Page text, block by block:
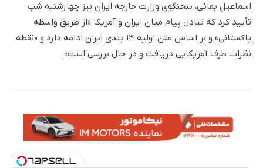
اسماعیل بقائی، سخنگوی وزارت خارجه ایران نیز چهارشنبه شب
تأیید کرد که تبادل پیام میان ایران و آمریکا «از طریق واسطه
پاکستانی» و بر اساس متن اولیه ۱۴ بندی ایران ادامه دارد و «نقطه
نظرات طرف آمریکایی دریافت و در حال بررسی است».